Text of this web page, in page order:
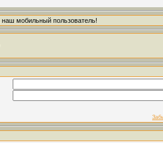
, наш мобильный пользователь!